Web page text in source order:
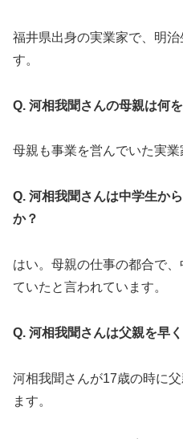
福井県出身の実業家で、明
す。
Q. 河相我聞さんの母親は何
母親も事業を営んでいた実業
Q. 河相我聞さんは中学生か
か？
はい。母親の仕事の都合で
ていたと言われています。
Q. 河相我聞さんは父親を早
河相我聞さんが17歳の時に
ます。